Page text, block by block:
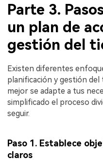
Parte 3.
un plan de
gestión del
Existen diferentes
planificación y gestión del
mejor se adapte a tus
simplificado el proceso
seguir.
Paso 1. Establece
claros